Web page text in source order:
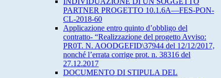
PARTNER PROGETTO 10.1.6A—FES-PON-
CL-2018-60
Applicazione entro quinto d’obbligo del
contratto- “Realizzazione del progetto Avviso:
PR0T. N. AOODGEFID\37944 del 12/12/2017,
nonché l’errata corrige prot. n. 38316 del
27.12.2017
DOCUMENTO DI STIPULA DEL